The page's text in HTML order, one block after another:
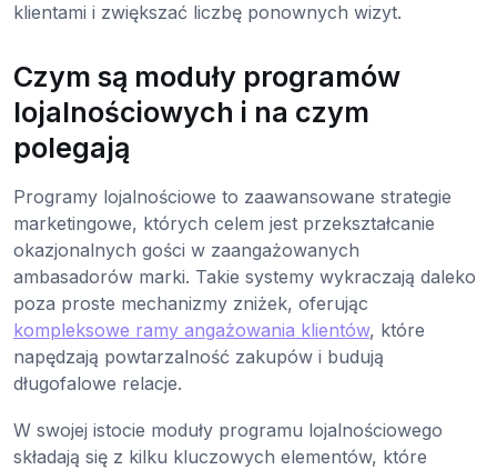
klientami i zwiększać liczbę ponownych wizyt.
Czym są moduły programów
lojalnościowych i na czym
polegają
Programy lojalnościowe to zaawansowane strategie
marketingowe, których celem jest przekształcanie
okazjonalnych gości w zaangażowanych
ambasadorów marki. Takie systemy wykraczają daleko
poza proste mechanizmy zniżek, oferując
kompleksowe ramy angażowania klientów, które
napędzają powtarzalność zakupów i budują
długofalowe relacje.
W swojej istocie moduły programu lojalnościowego
składają się z kilku kluczowych elementów, które